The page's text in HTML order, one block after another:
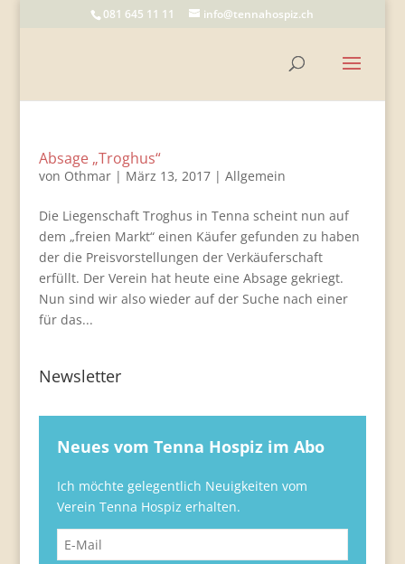
081 645 11 11 info@tennahospiz.ch
Absage „Troghus“
von Othmar| März 13, 2017| Allgemein
Die Liegenschaft Troghus in Tenna scheint nun auf
dem „freien Markt“ einen Käufer gefunden zu haben
der die Preisvorstellungen der Verkäuferschaft
erfüllt. Der Verein hat heute eine Absage gekriegt.
Nun sind wir also wieder auf der Suche nach einer
für das...
Newsletter
Neues vom Tenna Hospiz im Abo
Ich möchte gelegentlich Neuigkeiten vom
Verein Tenna Hospiz erhalten.